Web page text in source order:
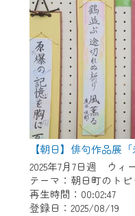
2025年7月7日週 ウィ
テーマ：朝日町のトピ
再生時間：00:02:47
登録日：2025/08/19
作業の間は、
テナンス中」に
ん。
ご不便をおかけい
よろしくお願いい